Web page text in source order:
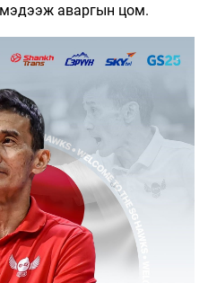
аваргын цом.